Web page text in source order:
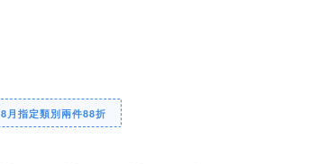
8月指定類別兩件88折